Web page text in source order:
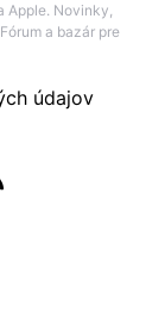
Apple. Novinky,
a bazár pre
údajov